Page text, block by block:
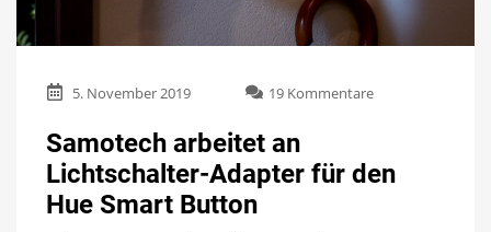
5. November 2019 19 Kommentarezu
Lichtschalter-
Samotech arbeitet an
Lichtschalter-Adapter für den
Hue Smart Button